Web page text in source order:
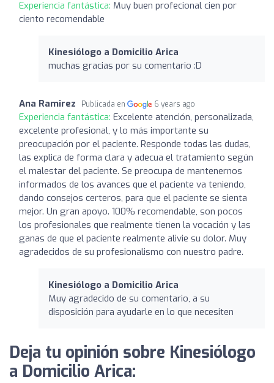
Experiencia fantástica: Muy buen profecional cien por
ciento recomendable
Kinesiólogo a Domicilio Arica
muchas gracias por su comentario :D
Ana Ramirez Publicada en 6 years ago
Experiencia fantástica: Excelente atención, personalizada,
excelente profesional, y lo más importante su
preocupación por el paciente. Responde todas las dudas,
las explica de forma clara y adecua el tratamiento según
el malestar del paciente. Se preocupa de mantenernos
informados de los avances que el paciente va teniendo,
dando consejos certeros, para que el paciente se sienta
mejor. Un gran apoyo. 100% recomendable, son pocos
los profesionales que realmente tienen la vocación y las
ganas de que el paciente realmente alivie su dolor. Muy
agradecidos de su profesionalismo con nuestro padre.
Kinesiólogo a Domicilio Arica
Muy agradecido de su comentario, a su
disposición para ayudarle en lo que necesiten
Deja tu opinión sobre Kinesiólogo
a Domicilio Arica: